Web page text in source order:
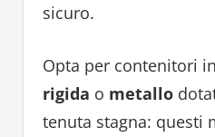
sicuro.
Opta per contenitori in
rigida o metallo
tenuta stagna: questi